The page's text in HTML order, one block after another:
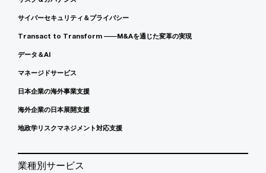
サイバーセキュリティ＆プライバシー
Transact to Transform ――M&Aを通じた変革の実現
データ＆AI
マネージドサービス
日本企業の海外事業支援
海外企業の日本展開支援
地政学リスクマネジメント対応支援
業種別サービス